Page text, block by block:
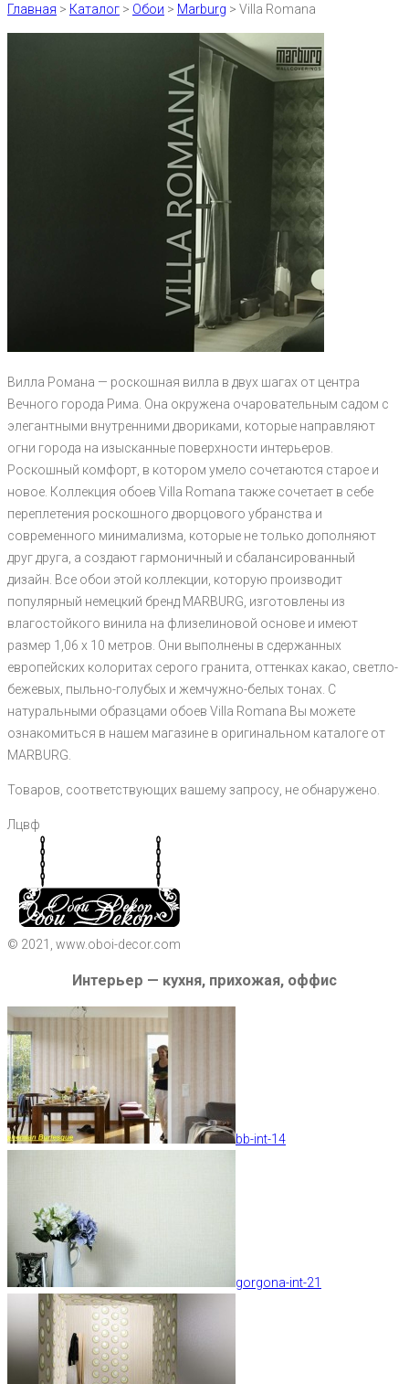
Главная > Каталог > Обои > Marburg > Villa Romana
Вилла Романа — роскошная вилла в двух шагах от центра
Вечного города Рима. Она окружена очаровательным садом с
элегантными внутренними двориками, которые направляют
огни города на изысканные поверхности интерьеров.
Роскошный комфорт, в котором умело сочетаются старое и
новое. Коллекция обоев Villa Romana также сочетает в себе
переплетения роскошного дворцового убранства и
современного минимализма, которые не только дополняют
друг друга, а создают гармоничный и сбалансированный
дизайн. Все обои этой коллекции, которую производит
популярный немецкий бренд MARBURG, изготовлены из
влагостойкого винила на флизелиновой основе и имеют
размер 1,06 х 10 метров. Они выполнены в сдержанных
европейских колоритах серого гранита, оттенках какао, светло-
бежевых, пыльно-голубых и жемчужно-белых тонах. С
натуральными образцами обоев Villa Romana Вы можете
ознакомиться в нашем магазине в оригинальном каталоге от
MARBURG.
Товаров, соответствующих вашему запросу, не обнаружено.
Лцвф
© 2021, www.oboi-decor.com
Интерьер — кухня, прихожая, оффис
bb-int-14
gorgona-int-21